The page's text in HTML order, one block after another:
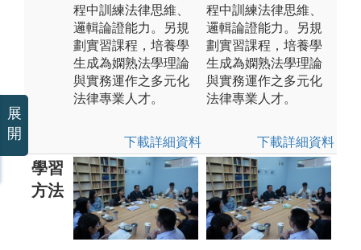
程中訓練法律思維、
邏輯論證能力。另規
劃實習課程，培養學
生成為嫻熟法學理論
與實務運作之多元化
法律專業人才。
下載詳細資料
程中訓練法律思維、
邏輯論證能力。另規
劃實習課程，培養學
生成為嫻熟法學理論
與實務運作之多元化
法律專業人才。
下載詳細資料
學習
方法
展
開